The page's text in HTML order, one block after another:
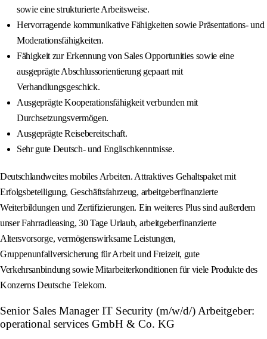
sowie eine strukturierte Arbeitsweise.
Hervorragende kommunikative Fähigkeiten sowie Präsentations- und
Moderationsfähigkeiten.
Fähigkeit zur Erkennung von Sales Opportunities sowie eine
ausgeprägte Abschlussorientierung gepaart mit
Verhandlungsgeschick.
Ausgeprägte Kooperationsfähigkeit verbunden mit
Durchsetzungsvermögen.
Ausgeprägte Reisebereitschaft.
Sehr gute Deutsch- und Englischkenntnisse.
Deutschlandweites mobiles Arbeiten. Attraktives Gehaltspaket mit
Erfolgsbeteiligung, Geschäftsfahrzeug, arbeitgeberfinanzierte
Weiterbildungen und Zertifizierungen. Ein weiteres Plus sind außerdem
unser Fahrradleasing, 30 Tage Urlaub, arbeitgeberfinanzierte
Altersvorsorge, vermögenswirksame Leistungen,
Gruppenunfallversicherung für Arbeit und Freizeit, gute
Verkehrsanbindung sowie Mitarbeiterkonditionen für viele Produkte des
Konzerns Deutsche Telekom.
Senior Sales Manager IT Security (m/w/d/) Arbeitgeber:
operational services GmbH & Co. KG